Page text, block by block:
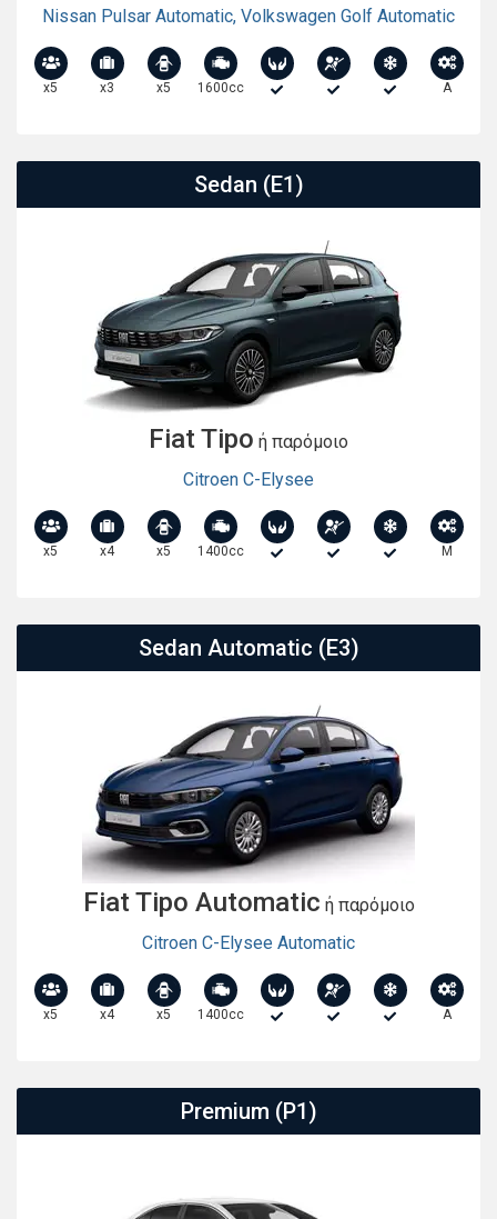
Nissan Pulsar Automatic, Volkswagen Golf Automatic
x5 x3 x5 1600cc A
Sedan (E1)
Fiat Tipo ή παρόμοιο
Citroen C-Elysee
x5 x4 x5 1400cc M
Sedan Automatic (E3)
Fiat Tipo Automatic ή παρόμοιο
Citroen C-Elysee Automatic
x5 x4 x5 1400cc A
Premium (P1)